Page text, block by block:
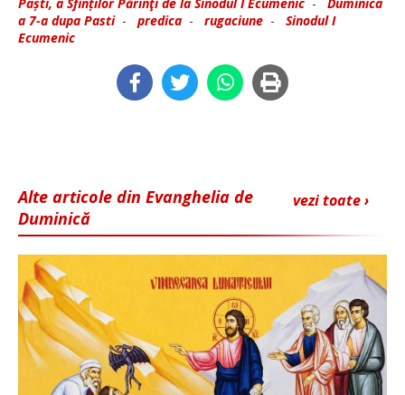
a 7-a dupa Pasti- predica - rugaciune - Sinodul I
Ecumenic
vezi toate ›
Alte articole din Evanghelia de
Duminică